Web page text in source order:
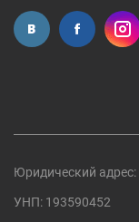
Юридический
УНП: 193590452